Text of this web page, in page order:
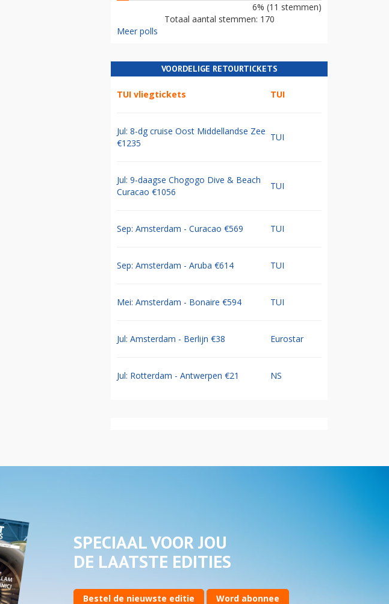
6% (11 stemmen)
Totaal aantal stemmen: 170
Meer polls
VOORDELIGE RETOURTICKETS
TUI vliegtickets TUI
Jul: 8-dg cruise Oost Middellandse Zee
€1235
TUI
Jul: 9-daagse Chogogo Dive & Beach
Curacao €1056
TUI
Sep: Amsterdam - Curacao €569 TUI
Sep: Amsterdam - Aruba €614 TUI
Mei: Amsterdam - Bonaire €594 TUI
Jul: Amsterdam - Berlijn €38 Eurostar
Jul: Rotterdam - Antwerpen €21 NS
SPECIAAL VOOR JOU
DE LAATSTE EDITIES
Bestel de nieuwste editie Word abonnee